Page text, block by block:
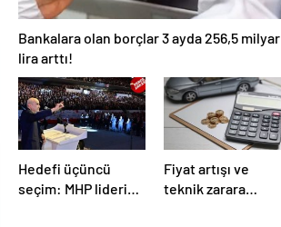
Bankalara olan borçlar 3 ayda 256,5 milyar
lira arttı!
Hedefi üçüncü
seçim: MHP lideri
Fiyat artışı ve
teknik zarara